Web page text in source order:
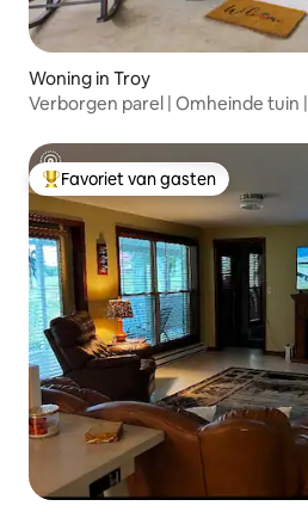
Woning in Troy
Verborgen parel | Omheinde tuin
Topfavoriet van gasten
Favoriet van gasten